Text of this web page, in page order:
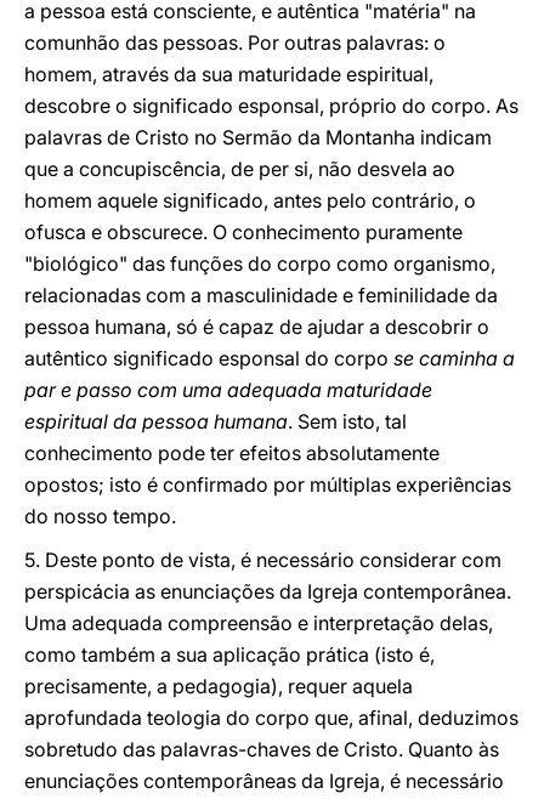
a pessoa está consciente, e autêntica "matéria" na
comunhão das pessoas. Por outras palavras: o
homem, através da sua maturidade espiritual,
descobre o significado esponsal, próprio do corpo. As
palavras de Cristo no Sermão da Montanha indicam
que a concupiscência, de per si, não desvela ao
homem aquele significado, antes pelo contrário, o
ofusca e obscurece. O conhecimento puramente
"biológico" das funções do corpo como organismo,
relacionadas com a masculinidade e feminilidade da
pessoa humana, só é capaz de ajudar a descobrir o
autêntico significado esponsal do corpo se caminha a
par e passo com uma adequada maturidade
espiritual da pessoa humana. Sem isto, tal
conhecimento pode ter efeitos absolutamente
opostos; isto é confirmado por múltiplas experiências
do nosso tempo.
5. Deste ponto de vista, é necessário considerar com
perspicácia as enunciações da Igreja contemporânea.
Uma adequada compreensão e interpretação delas,
como também a sua aplicação prática (isto é,
precisamente, a pedagogia), requer aquela
aprofundada teologia do corpo que, afinal, deduzimos
sobretudo das palavras-chaves de Cristo. Quanto às
enunciações contemporâneas da Igreja, é necessário